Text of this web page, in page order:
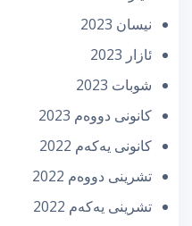
نیسان 2023
ئازار 2023
شوبات 2023
كانونی دووه‌م 2023
كانونی یه‌كه‌م 2022
تشرینی دووه‌م 2022
تشرینی یه‌كه‌م 2022